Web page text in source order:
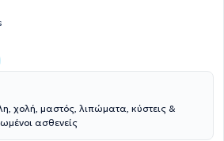
χολή, μαστός, λιπώματα, κύστεις &
ασθενείς